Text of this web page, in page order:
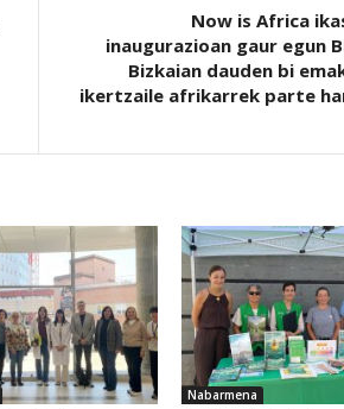
Now is Africa
inaugurazioan gaur egun
Bizkaian dauden bi
ikertzaile afrikarrek parte
Nabarmena